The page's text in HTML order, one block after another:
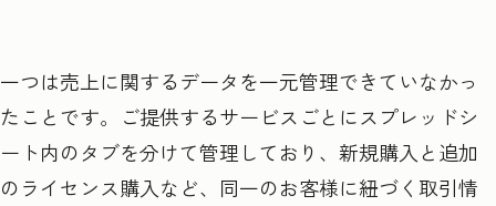
一つは売上に関するデータを一元管理できていなかっ
たことです。ご提供するサービスごとにスプレッドシ
ート内のタブを分けて管理しており、新規購入と追加
のライセンス購入など、同一のお客様に紐づく取引情